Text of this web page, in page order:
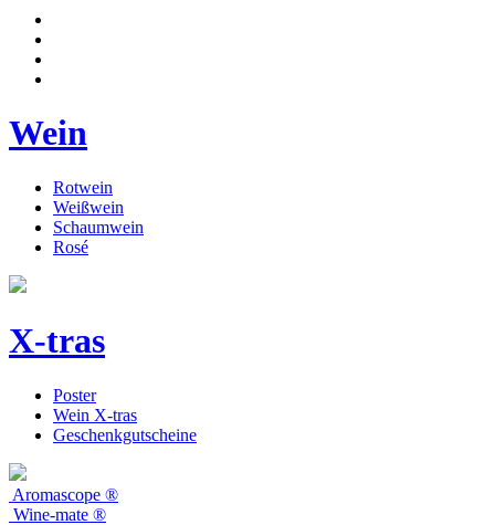
Wein
Rotwein
Weißwein
Schaumwein
Rosé
X-tras
Poster
Wein X-tras
Geschenkgutscheine
Aromascope ®
Wine-mate ®